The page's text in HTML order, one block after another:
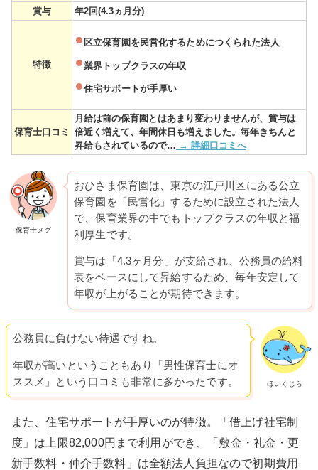
賞与 年2回(4.3ヵ月分)
特徴
区立保育園を民営化するためにつくられた法人
業界トップクラスの年収
住宅サポートが手厚い
保育士口コミ
月給は前の保育園とはあまり変わりませんが、賞与は
倍近く増えて、年間休日も増えました。毎年きちんと
昇給もされているので… → 詳細口コミへ
保育士メグ
おひさま保育園は、東京の江戸川区にある公立
保育園を「民営化」するために設立された法人
で、保育業界の中でもトップクラスの年収と福
利厚生です。
賞与は「4.3ヶ月分」が支給され、公務員の給料
表をベースにして昇給するため、毎年安定して
年収が上がることが期待できます。
ほいくじら
公務員に負けない待遇ですね。
年収が高いということもあり「男性保育士にオ
ススメ」という口コミも非常に多かったです。
また、住宅サポートが手厚いのが特徴。「借上げ社宅制
度」は上限82,000円まで利用ができ、「敷金・礼金・更
新手数料・仲介手数料」は全額法人負担なので初期費用